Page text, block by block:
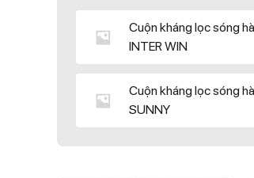
Cuộn kháng lọc sóng
INTER WIN
Cuộn kháng lọc sóng
SUNNY